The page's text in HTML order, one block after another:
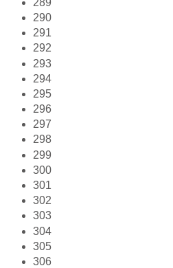
290
291
292
293
294
295
296
297
298
299
300
301
302
303
304
305
306